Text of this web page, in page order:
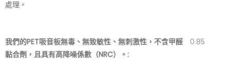
處理。
我們的PET吸音板無毒、無致敏性、無刺激性，不含甲醛
黏合劑，且具有高降噪係數（NRC）。:
0.85